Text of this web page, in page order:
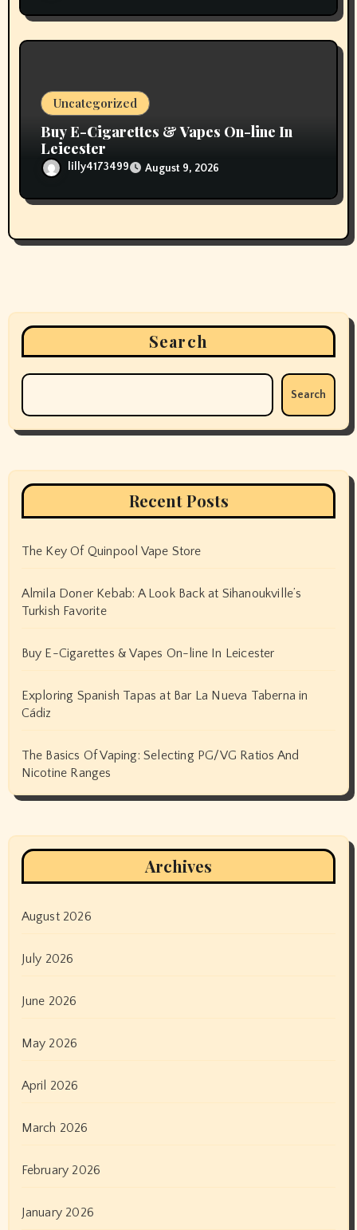
Uncategorized
Buy E-Cigarettes & Vapes On-line In
Leicester
lilly4173499 August 9, 2026
Search
Search
Recent Posts
The Key Of Quinpool Vape Store
Almila Doner Kebab: A Look Back at Sihanoukville’s
Turkish Favorite
Buy E-Cigarettes & Vapes On-line In Leicester
Exploring Spanish Tapas at Bar La Nueva Taberna in
Cádiz
The Basics Of Vaping: Selecting PG/VG Ratios And
Nicotine Ranges
Archives
August 2026
July 2026
June 2026
May 2026
April 2026
March 2026
February 2026
January 2026